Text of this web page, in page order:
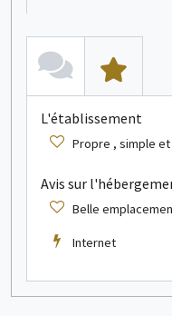
L'établissement
Propre , simple
Avis sur
Belle
Internet